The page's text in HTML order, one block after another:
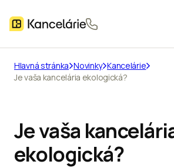
Hlavná stránka Novinky Kancelárie
Je vaša kancelária ekologická?
Je vaša
ekologická?